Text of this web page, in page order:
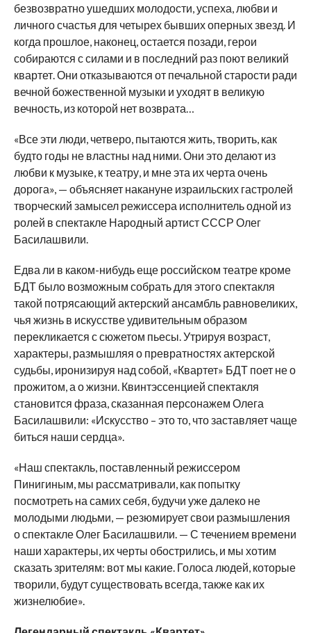
безвозвратно ушедших молодости, успеха, любви и
личного счастья для четырех бывших оперных звезд. И
когда прошлое, наконец, остается позади, герои
собираются с силами и в последний раз поют великий
квартет. Они отказываются от печальной старости ради
вечной божественной музыки и уходят в великую
вечность, из которой нет возврата…
«Все эти люди, четверо, пытаются жить, творить, как
будто годы не властны над ними. Они это делают из
любви к музыке, к театру, и мне эта их черта очень
дорога», — объясняет накануне израильских гастролей
творческий замысел режиссера исполнитель одной из
ролей в спектакле Народный артист СССР Олег
Басилашвили.
Едва ли в каком-нибудь еще российском театре кроме
БДТ было возможным собрать для этого спектакля
такой потрясающий актерский ансамбль равновеликих,
чья жизнь в искусстве удивительным образом
перекликается с сюжетом пьесы. Утрируя возраст,
характеры, размышляя о превратностях актерской
судьбы, иронизируя над собой, «Квартет» БДТ поет не о
прожитом, а о жизни. Квинтэссенцией спектакля
становится фраза, сказанная персонажем Олега
Басилашвили: «Искусство – это то, что заставляет чаще
биться наши сердца».
«Наш спектакль, поставленный режиссером
Пинигиным, мы рассматривали, как попытку
посмотреть на самих себя, будучи уже далеко не
молодыми людьми, — резюмирует свои размышления
о спектакле Олег Басилашвили. — С течением времени
наши характеры, их черты обострились, и мы хотим
сказать зрителям: вот мы какие. Голоса людей, которые
творили, будут существовать всегда, также как их
жизнелюбие».